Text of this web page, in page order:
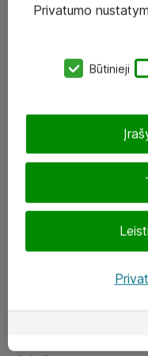
eShop@atea.lt
LinkedIn
Privatumo
Būtinieji